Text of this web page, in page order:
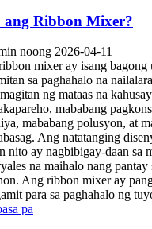
ang Ribbon Mixer?
noong 2026-04-11
mixer ay isang bagong
sa paghahalo na
ng mataas na
mababang
mababang polusyon, at
Ang natatanging
nito ay nagbibigay-daan sa
na maihalo nang
Ang ribbon mixer ay
para sa paghahalo ng
pa